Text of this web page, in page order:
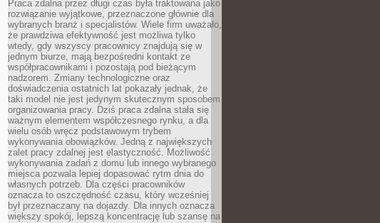
Praca zdalna przez długi czas była traktowana jako
rozwiązanie wyjątkowe, przeznaczone głównie dla
wybranych branż i specjalistów. Wiele firm uważało,
że prawdziwa efektywność jest możliwa tylko
wtedy, gdy wszyscy pracownicy znajdują się w
jednym biurze, mają bezpośredni kontakt ze
współpracownikami i pozostają pod bieżącym
nadzorem. Zmiany technologiczne oraz
doświadczenia ostatnich lat pokazały jednak, że
taki model nie jest jedynym skutecznym sposobem
organizowania pracy. Dziś praca zdalna stała się
ważnym elementem współczesnego rynku, a dla
wielu osób wręcz podstawowym trybem
wykonywania obowiązków. Jedną z największych
zalet pracy zdalnej jest elastyczność. Możliwość
wykonywania zadań z domu lub innego wybranego
miejsca pozwala lepiej dopasować rytm dnia do
własnych potrzeb. Dla części pracowników
oznacza to oszczędność czasu, który wcześniej
był przeznaczany na dojazdy. Dla innych oznacza
większy spokój, lepszą koncentrację lub szansę na